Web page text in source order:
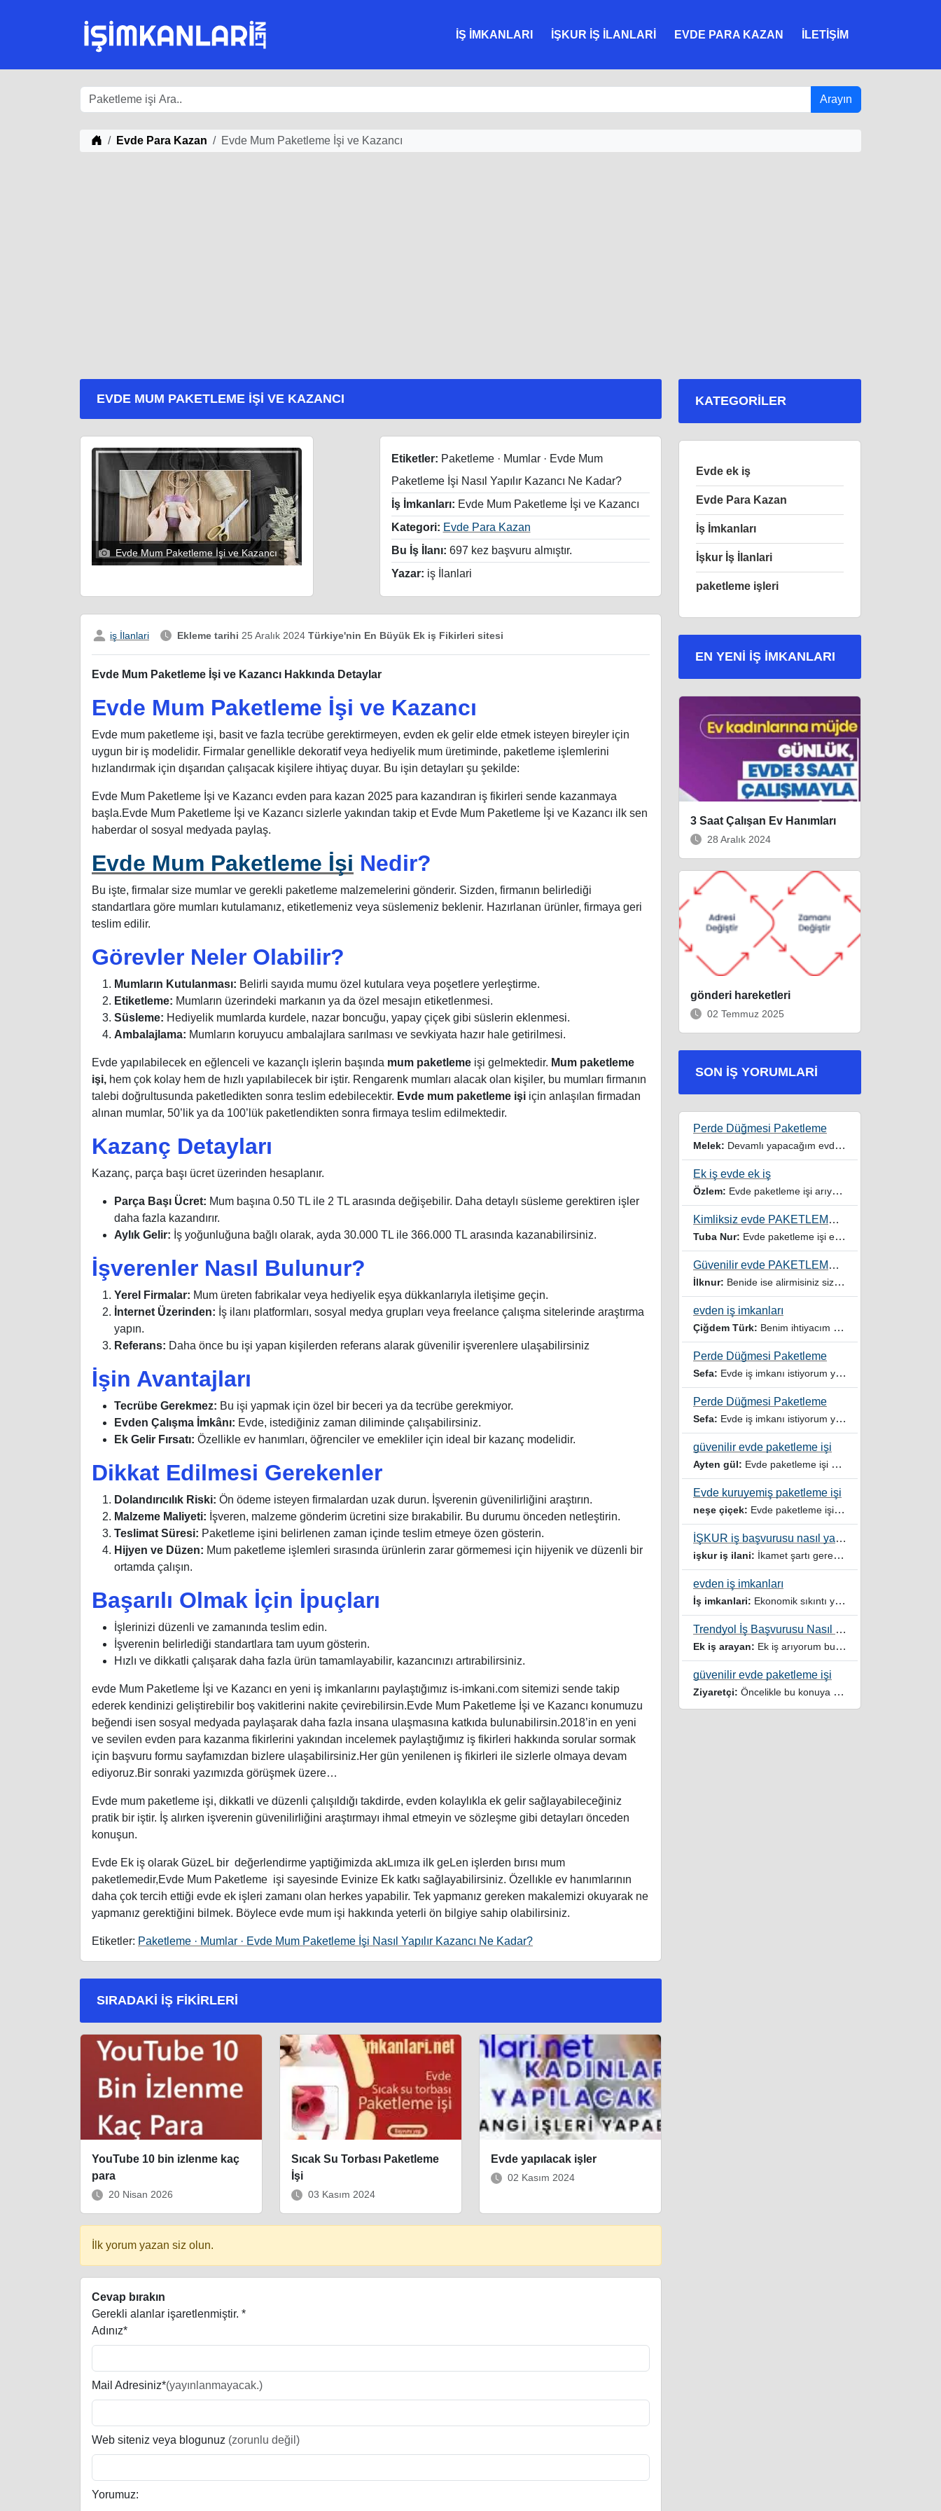
İŞ İMKANLARI İŞKUR İŞ İLANLARI EVDE PARA KAZAN İLETIŞIM
Arayın
iş Fikirleri
Evde Para Kazan Evde Mum Paketleme İşi ve Kazancı
EVDE MUM PAKETLEME İŞI VE KAZANCI
Evde Mum Paketleme İşi ve Kazancı
Etiketler: Paketleme · Mumlar · Evde Mum
Paketleme İşi Nasıl Yapılır Kazancı Ne Kadar?
İş İmkanları: Evde Mum Paketleme İşi ve Kazancı
Kategori: Evde Para Kazan
Bu İş İlanı: 697 kez başvuru almıştır.
Yazar: iş İlanlari
iş İlanlari Ekleme tarihi 25 Aralık 2024 Türkiye'nin En Büyük Ek iş Fikirleri sitesi
Evde Mum Paketleme İşi ve Kazancı Hakkında Detaylar
Evde Mum Paketleme İşi ve Kazancı
Evde mum paketleme işi, basit ve fazla tecrübe gerektirmeyen, evden ek gelir elde etmek isteyen bireyler için
uygun bir iş modelidir. Firmalar genellikle dekoratif veya hediyelik mum üretiminde, paketleme işlemlerini
hızlandırmak için dışarıdan çalışacak kişilere ihtiyaç duyar. Bu işin detayları şu şekilde:
Evde Mum Paketleme İşi ve Kazancı evden para kazan 2025 para kazandıran iş fikirleri sende kazanmaya
başla.Evde Mum Paketleme İşi ve Kazancı sizlerle yakından takip et Evde Mum Paketleme İşi ve Kazancı ilk sen
haberdar ol sosyal medyada paylaş.
Evde Mum Paketleme İşi Nedir?
Bu işte, firmalar size mumlar ve gerekli paketleme malzemelerini gönderir. Sizden, firmanın belirlediği
standartlara göre mumları kutulamanız, etiketlemeniz veya süslemeniz beklenir. Hazırlanan ürünler, firmaya geri
teslim edilir.
Görevler Neler Olabilir?
Mumların Kutulanması: Belirli sayıda mumu özel kutulara veya poşetlere yerleştirme.
Etiketleme: Mumların üzerindeki markanın ya da özel mesajın etiketlenmesi.
Süsleme: Hediyelik mumlarda kurdele, nazar boncuğu, yapay çiçek gibi süslerin eklenmesi.
Ambalajlama: Mumların koruyucu ambalajlara sarılması ve sevkiyata hazır hale getirilmesi.
Evde yapılabilecek en eğlenceli ve kazançlı işlerin başında mum paketleme işi gelmektedir. Mum paketleme
işi, hem çok kolay hem de hızlı yapılabilecek bir iştir. Rengarenk mumları alacak olan kişiler, bu mumları firmanın
talebi doğrultusunda paketledikten sonra teslim edebilecektir. Evde mum paketleme işi için anlaşılan firmadan
alınan mumlar, 50’lik ya da 100’lük paketlendikten sonra firmaya teslim edilmektedir.
Kazanç Detayları
Kazanç, parça başı ücret üzerinden hesaplanır.
Parça Başı Ücret: Mum başına 0.50 TL ile 2 TL arasında değişebilir. Daha detaylı süsleme gerektiren işler
daha fazla kazandırır.
Aylık Gelir: İş yoğunluğuna bağlı olarak, ayda 30.000 TL ile 366.000 TL arasında kazanabilirsiniz.
İşverenler Nasıl Bulunur?
Yerel Firmalar: Mum üreten fabrikalar veya hediyelik eşya dükkanlarıyla iletişime geçin.
İnternet Üzerinden: İş ilanı platformları, sosyal medya grupları veya freelance çalışma sitelerinde araştırma
yapın.
Referans: Daha önce bu işi yapan kişilerden referans alarak güvenilir işverenlere ulaşabilirsiniz
İşin Avantajları
Tecrübe Gerekmez: Bu işi yapmak için özel bir beceri ya da tecrübe gerekmiyor.
Evden Çalışma İmkânı: Evde, istediğiniz zaman diliminde çalışabilirsiniz.
Ek Gelir Fırsatı: Özellikle ev hanımları, öğrenciler ve emekliler için ideal bir kazanç modelidir.
Dikkat Edilmesi Gerekenler
Dolandırıcılık Riski: Ön ödeme isteyen firmalardan uzak durun. İşverenin güvenilirliğini araştırın.
Malzeme Maliyeti: İşveren, malzeme gönderim ücretini size bırakabilir. Bu durumu önceden netleştirin.
Teslimat Süresi: Paketleme işini belirlenen zaman içinde teslim etmeye özen gösterin.
Hijyen ve Düzen: Mum paketleme işlemleri sırasında ürünlerin zarar görmemesi için hijyenik ve düzenli bir
ortamda çalışın.
Başarılı Olmak İçin İpuçları
İşlerinizi düzenli ve zamanında teslim edin.
İşverenin belirlediği standartlara tam uyum gösterin.
Hızlı ve dikkatli çalışarak daha fazla ürün tamamlayabilir, kazancınızı artırabilirsiniz.
evde Mum Paketleme İşi ve Kazancı en yeni iş imkanlarını paylaştığımız is-imkani.com sitemizi sende takip
ederek kendinizi geliştirebilir boş vakitlerini nakite çevirebilirsin.Evde Mum Paketleme İşi ve Kazancı konumuzu
beğendi isen sosyal medyada paylaşarak daha fazla insana ulaşmasına katkıda bulunabilirsin.2018’in en yeni
ve sevilen evden para kazanma fikirlerini yakından incelemek paylaştığımız iş fikirleri hakkında sorular sormak
için başvuru formu sayfamızdan bizlere ulaşabilirsiniz.Her gün yenilenen iş fikirleri ile sizlerle olmaya devam
ediyoruz.Bir sonraki yazımızda görüşmek üzere…
Evde mum paketleme işi, dikkatli ve düzenli çalışıldığı takdirde, evden kolaylıkla ek gelir sağlayabileceğiniz
pratik bir iştir. İş alırken işverenin güvenilirliğini araştırmayı ihmal etmeyin ve sözleşme gibi detayları önceden
konuşun.
Evde Ek iş olarak GüzeL bir değerlendirme yaptiğimizda akLımıza ilk geLen işlerden bırısı mum
paketlemedir,Evde Mum Paketleme işi sayesinde Evinize Ek katkı sağlayabilirsiniz. Özellıkle ev hanımlarının
daha çok tercih ettiği evde ek işleri zamanı olan herkes yapabilir. Tek yapmanız gereken makalemizi okuyarak ne
yapmanız gerektiğini bilmek. Böylece evde mum işi hakkında yeterli ön bilgiye sahip olabilirsiniz.
Etiketler: Paketleme · Mumlar · Evde Mum Paketleme İşi Nasıl Yapılır Kazancı Ne Kadar?
SIRADAKI İŞ FIKIRLERI
YouTube 10 bin izlenme kaç
para
20 Nisan 2026
Sıcak Su Torbası Paketleme
İşi
03 Kasım 2024
Evde yapılacak işler
02 Kasım 2024
İlk yorum yazan siz olun.
Cevap bırakın
Gerekli alanlar işaretlenmiştir. *
Adınız*
Mail Adresiniz*(yayınlanmayacak.)
Web siteniz veya blogunuz (zorunlu değil)
Yorumuz:
KATEGORILER
Evde ek iş
Evde Para Kazan
İş İmkanları
İşkur İş İlanlari
paketleme işleri
EN YENI İŞ IMKANLARI
3 Saat Çalışan Ev Hanımları
28 Aralık 2024
gönderi hareketleri
02 Temmuz 2025
SON İŞ YORUMLARI
Perde Düğmesi Paketleme
Melek: Devamlı yapacağım evde iş imkanı istiyorum
Ek iş evde ek iş
Özlem: Evde paketleme işi arıyorum yardımcı olur musunuz
Kimliksiz evde PAKETLEME işi
Tuba Nur: Evde paketleme işi ev hanımıyım iki çocuğum var yardımcı olursanız sevinirim
Güvenilir evde PAKETLEME işi Kadınlar Kulübü
İlknur: Benide ise alirmisiniz sizinle çalışmak istiyorum
evden iş imkanları
Çiğdem Türk: Benim ihtiyacım var
Perde Düğmesi Paketleme
Sefa: Evde iş imkanı istiyorum yardımcı olur musunuz
Perde Düğmesi Paketleme
Sefa: Evde iş imkanı istiyorum yardımcı olursanız sevinirim
güvenilir evde paketleme işi
Ayten gül: Evde paketleme işi ariyorum
Evde kuruyemiş paketleme işi
neşe çiçek: Evde paketleme işi veren firmalar ariyorum
İŞKUR iş başvurusu nasıl yapılır
işkur iş ilani: İkamet şartı gerektirmeyen işler veya iş ilanlari da listelensin. Arama sonucuna işverenin tercih ettiği ikamet illeri de eklense olmazmi
evden iş imkanları
İş imkanlari: Ekonomik sıkıntı yaşayan dar gelirli ailelere özellikle evde iş imkanı sağlayan bu durumdan istifade eden ev hanımlarına büyük bir nimet çalışmak ev Ekonomisine benim gibi destek olmak isteyenler sağlam güvenilir sitelere rağbet etsin her ilan yada reklam doğru adres olmayabiliyor arkadaşlar, bu alanda bize yol gösteren yardımcı olan doğru şekilde yönlendiren sayfaya teşekkür ederim elinize emeklerine sağlık
Trendyol İş Başvurusu Nasıl Yapılır
Ek iş arayan: Ek iş arıyorum burdaki yazıları tek tek okudum faydalı iş imkanları var tsk let
güvenilir evde paketleme işi
Ziyaretçi: Öncelikle bu konuya değindiğiz için teşekkür ederim maalesef bu tarzda yazılarla inanıp aldanan ve dolandirilan insanlar oluyor, o yüzden bu sektörlerde işini hakkıyla yapan siteler ve sayfalara itibar edilmeli,üç beş demeden ek gelir ile evine destek olmayan iyi niyetli insanlarında iyi niyetleri suistimal edilmemeli,sayfanızın geniş kitlelere doğru ve gerçek adresten ulaşması temennisiyle kolaylıklar dilerim..